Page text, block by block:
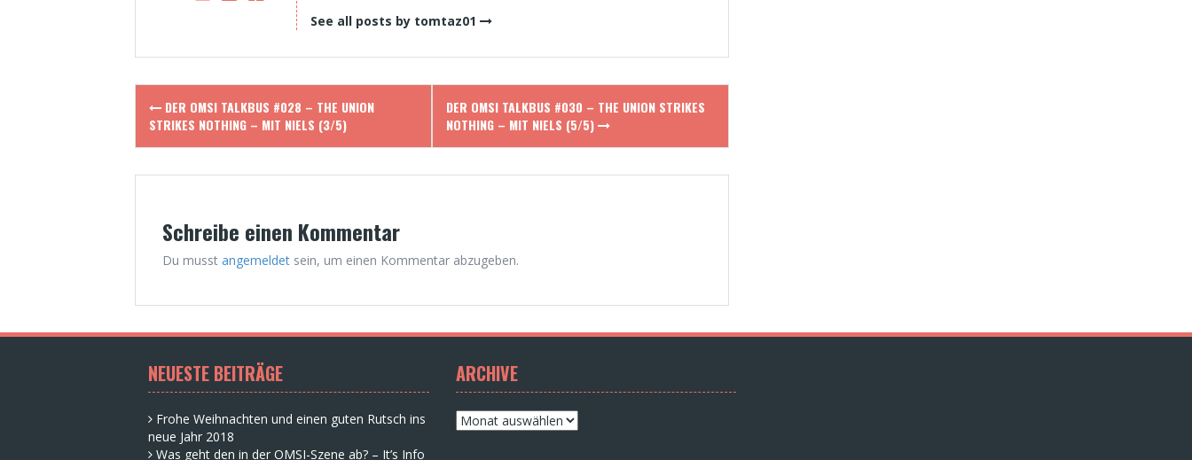
See all posts by tomtaz01
Post
navigation
DER OMSI TALKBUS #028 – THE UNION
STRIKES NOTHING – MIT NIELS (3/5)
DER OMSI TALKBUS #030 – THE UNION STRIKES
NOTHING – MIT NIELS (5/5)
Schreibe einen Kommentar
Du musst angemeldet sein, um einen Kommentar abzugeben.
NEUESTE BEITRÄGE
Frohe Weihnachten und einen guten Rutsch ins
neue Jahr 2018
Was geht den in der OMSI-Szene ab? – It’s Info
ARCHIVE
Archive